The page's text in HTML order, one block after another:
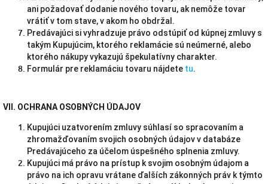
ani požadovať dodanie nového tovaru, ak nemôže tovar
vrátiť v tom stave, v akom ho obdržal.
Predávajúci si vyhradzuje právo odstúpiť od kúpnej zmluvy s
takým Kupujúcim, ktorého reklamácie sú neúmerné, alebo
ktorého nákupy vykazujú špekulatívny charakter.
Formulár pre reklamáciu tovaru nájdete tu.
VII. OCHRANA OSOBNÝCH ÚDAJOV
Kupujúci uzatvorením zmluvy súhlasí so spracovaním a
zhromažďovaním svojich osobných údajov v databáze
Predávajúceho za účelom úspešného splnenia zmluvy.
Kupujúci má právo na prístup k svojim osobným údajom a
právo na ich opravu vrátane ďalších zákonných práv k týmto